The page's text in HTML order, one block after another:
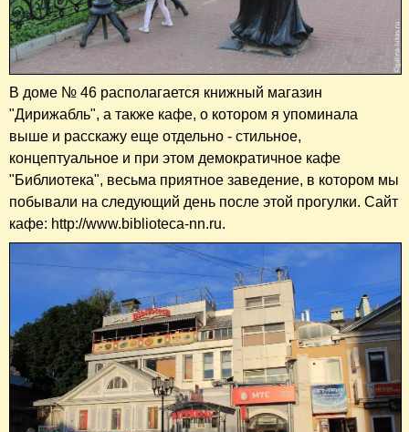
В доме № 46 располагается книжный магазин
"Дирижабль", а также кафе, о котором я упоминала
выше и расскажу еще отдельно - стильное,
концептуальное и при этом демократичное кафе
"Библиотека", весьма приятное заведение, в котором мы
побывали на следующий день после этой прогулки. Сайт
кафе: http://www.biblioteca-nn.ru.